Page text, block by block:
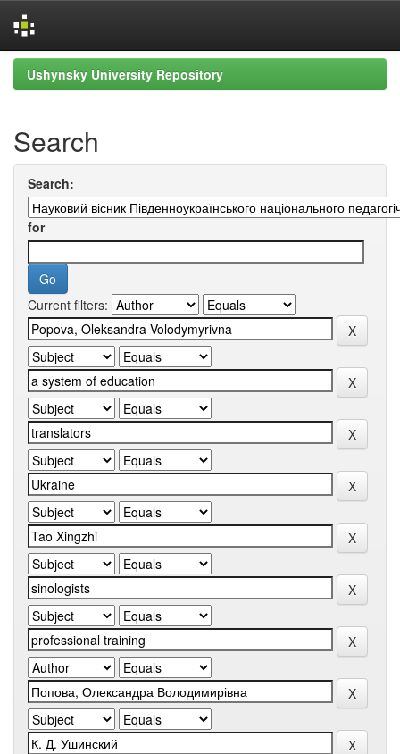
Skip
navigation
Ushynsky University Repository
Search
Search:
for
Current filters: